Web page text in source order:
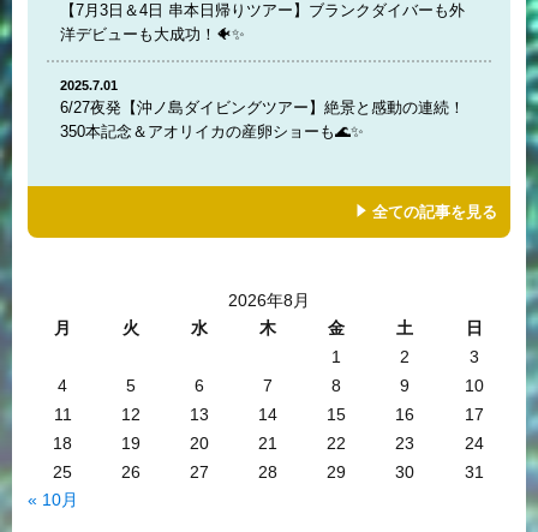
【7月3日＆4日 串本日帰りツアー】ブランクダイバーも外
洋デビューも大成功！🐠✨
2025.7.01
6/27夜発【沖ノ島ダイビングツアー】絶景と感動の連続！
350本記念＆アオリイカの産卵ショーも🌊✨
全ての記事を見る
2026年8月
月
火 水 木 金 土
日
1
2
3
4
5 6 7 8 9
10
11
12 13 14 15 16
17
18
19 20 21 22 23
24
25
26 27 28 29 30
31
« 10月